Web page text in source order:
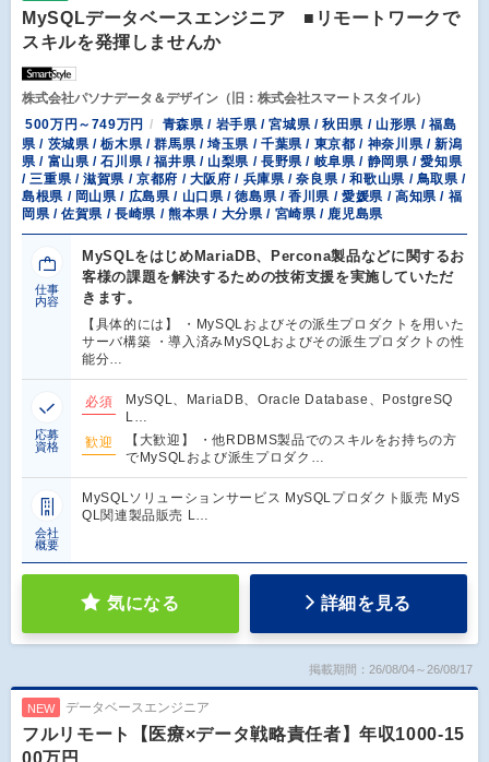
MySQLデータベースエンジニア ■リモートワークで
スキルを発揮しませんか
株式会社パソナデータ＆デザイン（旧：株式会社スマートスタイル）
500万円～749万円
青森県 / 岩手県 / 宮城県 / 秋田県 / 山形県 / 福島
県 / 茨城県 / 栃木県 / 群馬県 / 埼玉県 / 千葉県 / 東京都 / 神奈川県 / 新潟
県 / 富山県 / 石川県 / 福井県 / 山梨県 / 長野県 / 岐阜県 / 静岡県 / 愛知県
/ 三重県 / 滋賀県 / 京都府 / 大阪府 / 兵庫県 / 奈良県 / 和歌山県 / 鳥取県 /
島根県 / 岡山県 / 広島県 / 山口県 / 徳島県 / 香川県 / 愛媛県 / 高知県 / 福
岡県 / 佐賀県 / 長崎県 / 熊本県 / 大分県 / 宮崎県 / 鹿児島県
仕事
内容
MySQLをはじめMariaDB、Percona製品などに関するお
客様の課題を解決するための技術支援を実施していただ
きます。
【具体的には】 ・MySQLおよびその派生プロダクトを用いた
サーバ構築 ・導入済みMySQLおよびその派生プロダクトの性
能分…
応募
資格
必須
MySQL、MariaDB、Oracle Database、PostgreSQ
L…
歓迎
【大歓迎】 ・他RDBMS製品でのスキルをお持ちの方
でMySQLおよび派生プロダク…
会社
概要
MySQLソリューションサービス MySQLプロダクト販売 MyS
QL関連製品販売 L…
気になる 詳細を見る
掲載期間：26/08/04～26/08/17
NEW データベースエンジニア
フルリモート【医療×データ戦略責任者】年収1000-15